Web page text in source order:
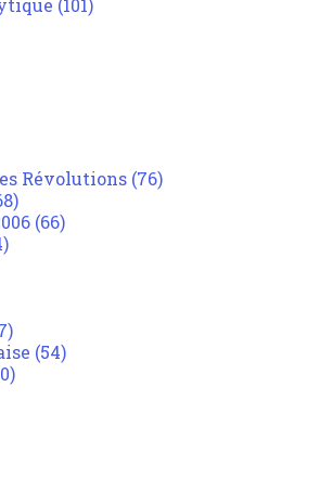
(101)
Révolutions (76)
(66)
(54)